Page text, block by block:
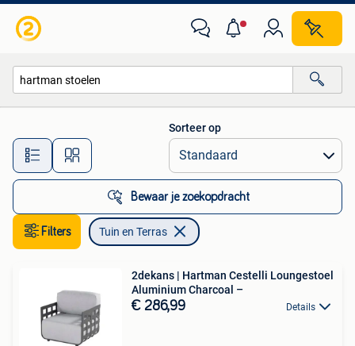
Alle afstanden…
Sorteer op
Bewaar je zoekopdracht
Filters Tuin en Terras
2dekans | Hartman Cestelli Loungestoel
Aluminium Charcoal –
€ 286,99 Details